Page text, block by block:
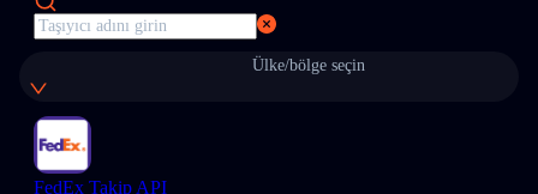
Ülke/bölge seçin
FedEx Takip API